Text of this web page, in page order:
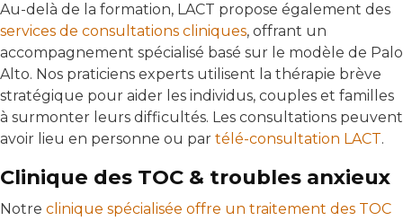
Au-delà de la formation, LACT propose également des
services de consultations cliniques, offrant un
accompagnement spécialisé basé sur le modèle de Palo
Alto. Nos praticiens experts utilisent la thérapie brève
stratégique pour aider les individus, couples et familles
à surmonter leurs difficultés. Les consultations peuvent
avoir lieu en personne ou par télé-consultation LACT.
Clinique des TOC & troubles anxieux
Notre clinique spécialisée offre un traitement des TOC